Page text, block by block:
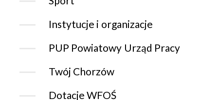
Instytucje i organizacje
PUP Powiatowy Urząd Pracy
Twój Chorzów
Dotacje WFOŚ